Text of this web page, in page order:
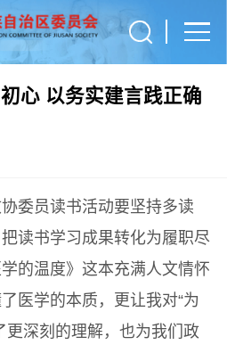
心 以务实建言践正确
委员读书活动要坚持多读
读书学习成果转化为履职尽
的温度》这本充满人文情怀
医学的本质，更让我对“为
更深刻的理解，也为我们政